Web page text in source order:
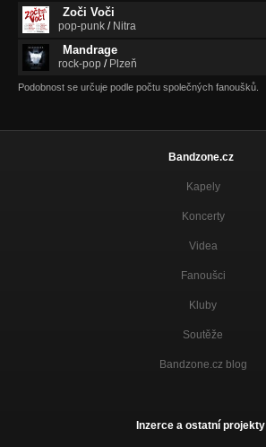
Zoči Voči
pop-punk / Nitra
Mandrage
rock-pop / Plzeň
Podobnost se určuje podle počtu společných fanoušků.
Bandzone.cz
Kapely
Koncerty
Videa
Fanoušci
Kluby
Soutěže
Bandzone.cz blog
Inzerce a ostatní projekty